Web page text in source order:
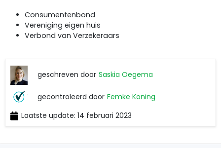
Consumentenbond
Vereniging eigen huis
Verbond van Verzekeraars
geschreven door Saskia Oegema
Saskia
gecontroleerd door Femke Koning
Koning
Laatste update: 14 februari 2023